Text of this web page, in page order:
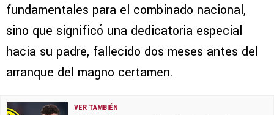
fundamentales para el combinado nacional,
sino que significó una dedicatoria especial
hacia su padre, fallecido dos meses antes del
arranque del magno certamen.
VER TAMBIÉN